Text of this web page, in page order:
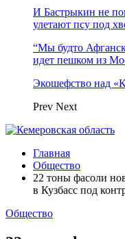
И Бастрыкин не
улетают псу под
“Мы будто
идет пешком из
Экошефство над
Prev Next
Главная
Общество
22 тоны фасоли
в Кузбасс под
Общество